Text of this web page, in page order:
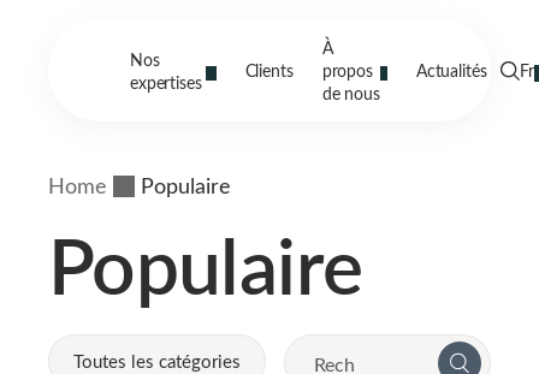
Nos
expertises
Clients
À
propos
de nous
Actualités Fr
Home Populaire
Populaire
Toutes les catégories